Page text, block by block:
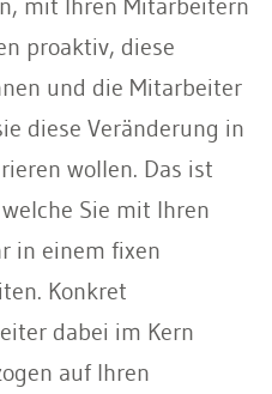
mit Ihren Mitarbeitern
proaktiv, diese
und die Mitarbeiter
diese Veränderung in
wollen. Das ist
Sie mit Ihren
in einem fixen
Konkret
dabei im Kern
auf Ihren